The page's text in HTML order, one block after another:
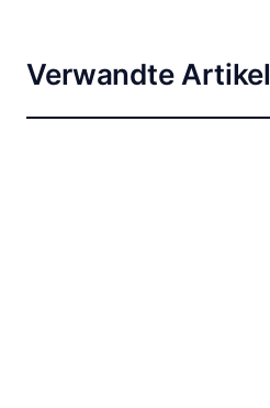
Verwandte Artikel